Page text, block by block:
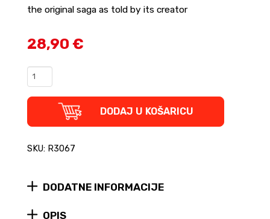
the original saga as told by its creator
28,90 €
Wars
VI,
(tvrdi
uvez)
DODAJ U KOŠARICU
SKU: R3067
DODATNE INFORMACIJE
OPIS